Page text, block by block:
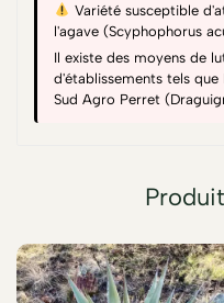
Variété susceptible
l'agave (Scyphophorus
Il existe des moyens de
d'établissements tels que
Sud Agro Perret